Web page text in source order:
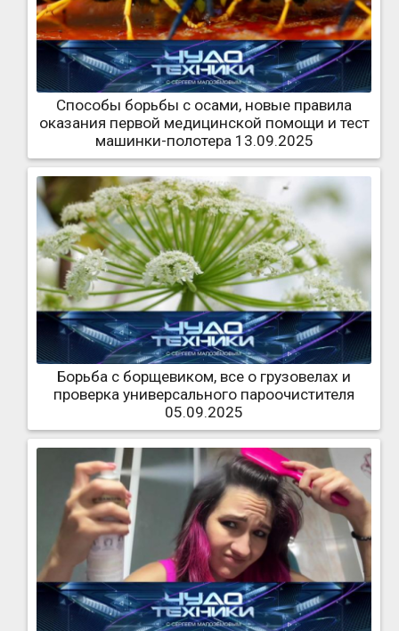
Способы борьбы с осами, новые правила
оказания первой медицинской помощи и тест
машинки-полотера 13.09.2025
Борьба с борщевиком, все о грузовелах и
проверка универсального пароочистителя
05.09.2025